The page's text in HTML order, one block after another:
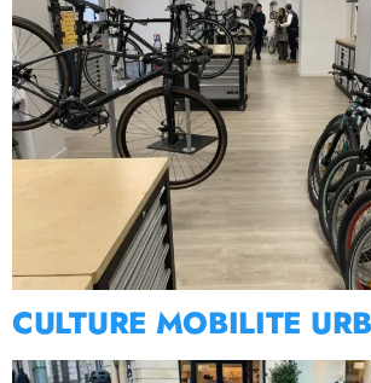
CULTURE MOBILITE